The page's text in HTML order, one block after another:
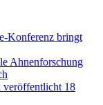
Konferenz bringt
Ahnenforschung
veröffentlicht 18